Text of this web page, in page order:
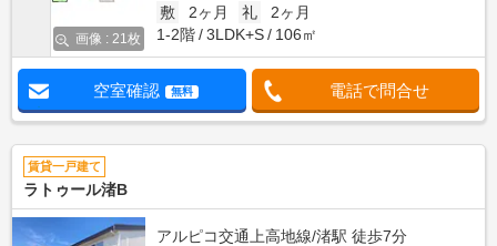
画像 : 21枚
敷
2ヶ月 礼
2ヶ月
1-2階
3LDK+S 106㎡
空室確認 無料 電話で問合せ
賃貸一戸建て
ラトゥール渚B
アルピコ交通上高地線/渚駅 徒歩7分